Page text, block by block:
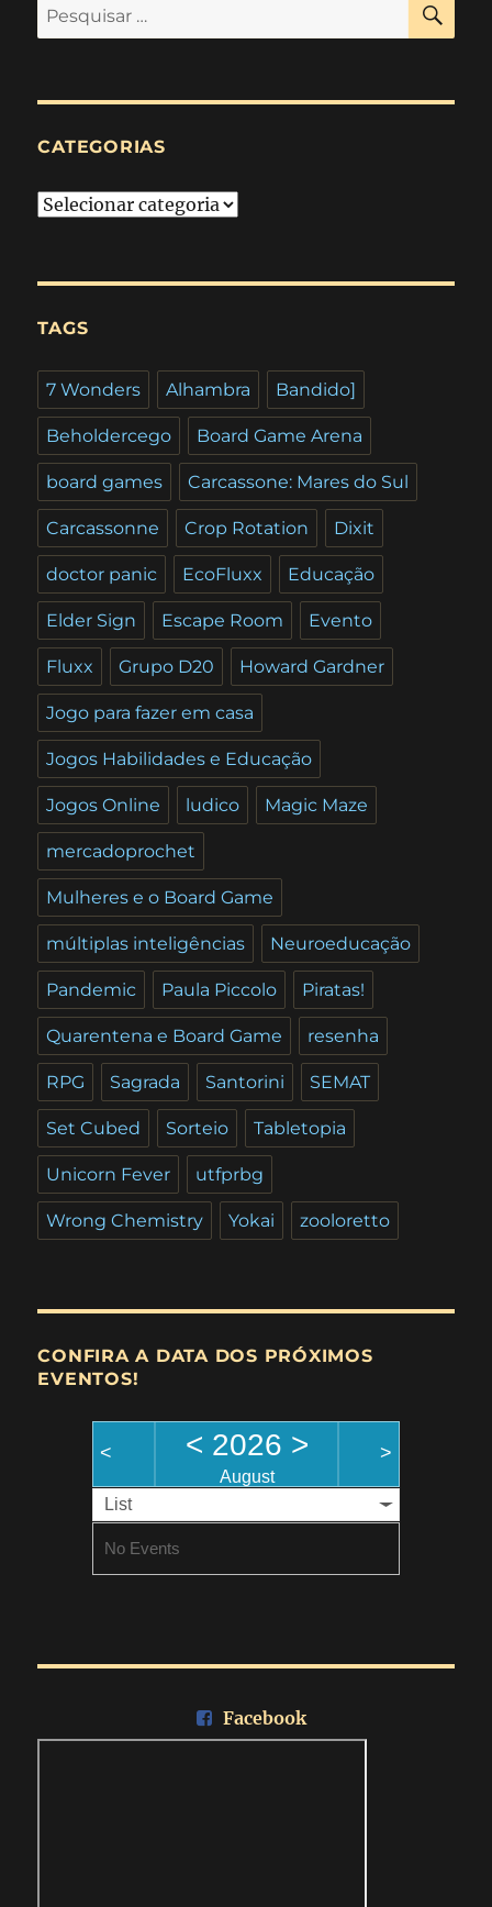
Pesquisar
por:
CATEGORIAS
Categorias
TAGS
7 Wonders Alhambra Bandido]
Beholdercego Board Game Arena
board games Carcassone: Mares do Sul
Carcassonne Crop Rotation Dixit
doctor panic EcoFluxx Educação
Elder Sign Escape Room Evento
Fluxx Grupo D20 Howard Gardner
Jogo para fazer em casa
Jogos Habilidades e Educação
Jogos Online ludico Magic Maze
mercadoprochet
Mulheres e o Board Game
múltiplas inteligências Neuroeducação
Pandemic Paula Piccolo Piratas!
Quarentena e Board Game resenha
RPG Sagrada Santorini SEMAT
Set Cubed Sorteio Tabletopia
Unicorn Fever utfprbg
Wrong Chemistry Yokai zooloretto
CONFIRA A DATA DOS PRÓXIMOS
EVENTOS!
< < 2026 >
August
>
List
No Events
Facebook